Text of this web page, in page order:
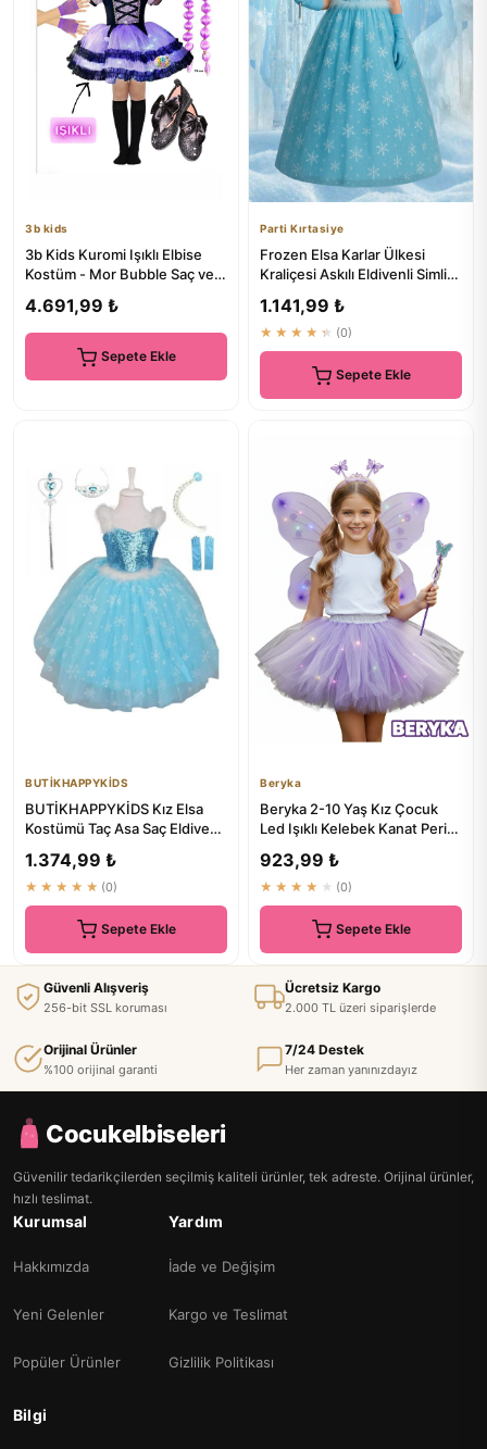
3b kids
3b Kids Kuromi Işıklı Elbise
Kostüm - Mor Bubble Saç ve
4.691,99 ₺
Sepete Ekle
Parti Kırtasiye
Frozen Elsa Karlar Ülkesi
Kraliçesi Askılı Eldivenli Simli
1.141,99 ₺
★★★★★ (0)
Sepete Ekle
BUTİKHAPPYKİDS
BUTİKHAPPYKİDS Kız Elsa
Kostümü Taç Asa Saç Eldiven
1.374,99 ₺
★★★★★ (0)
Sepete Ekle
Beryka
Beryka 2-10 Yaş Kız Çocuk
Led Işıklı Kelebek Kanat Peri
923,99 ₺
★★★★★ (0)
Sepete Ekle
Güvenli Alışveriş
256-bit SSL koruması
Ücretsiz Kargo
2.000 TL üzeri siparişlerde
Orijinal Ürünler
%100 orijinal garanti
7/24 Destek
Her zaman yanınızdayız
Cocukelbiseleri
Güvenilir tedarikçilerden seçilmiş kaliteli ürünler, tek adreste. Orijinal ürünler,
hızlı teslimat.
Kurumsal
Hakkımızda
Yeni Gelenler
Popüler Ürünler
Yardım
İade ve Değişim
Kargo ve Teslimat
Gizlilik Politikası
Bilgi